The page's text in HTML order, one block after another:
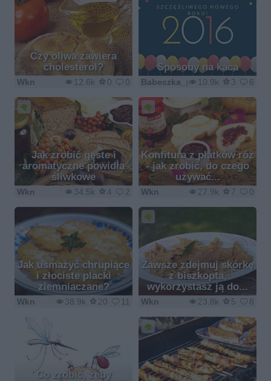
Czy oliwa zawiera
cholesterol?
12.6k 0 0
Wkn
Sposoby na kaca
10.9k 3 6
Babeczka_piecze
Jak zrobić gęste i
aromatyczne powidła
śliwkowe
34.5k 4 2
Wkn
Konfitura z płatków róż
- jak zrobić, do czego
używać...
27.9k 7 0
Wkn
Jak usmażyć chrupiące
i złociste placki
ziemniaczane?
38.9k 20 11
Wkn
Zawsze zdejmuj skórkę
z biszkopta,
wykorzystasz ją do...
23.8k 5 8
Wkn
Co zrobić, żeby